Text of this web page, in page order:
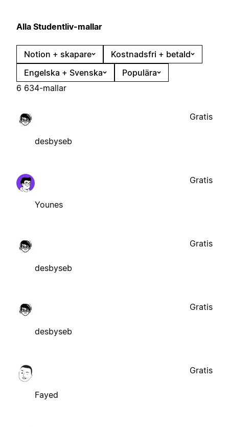
Alla Studentliv-mallar
Notion + skapare
Kostnadsfri + betald
Engelska + Svenska
Populära
6 634-mallar
desbyseb
Gratis
Younes
Gratis
desbyseb
Gratis
desbyseb
Gratis
Fayed
Gratis